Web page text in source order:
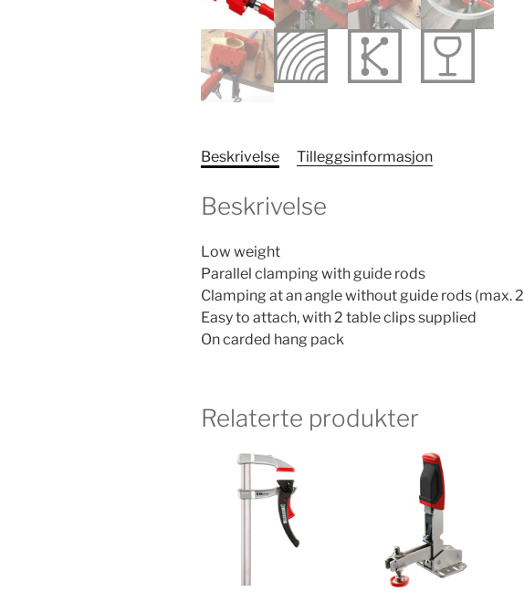
Beskrivelse Tilleggsinformasjon
Beskrivelse
Low weight
Parallel clamping with guide rods
Clamping at an angle without guide rods (max.
Easy to attach, with 2 table clips supplied
On carded hang pack
Relaterte produkter